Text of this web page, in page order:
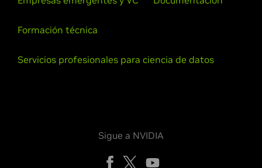
Formación técnica
Servicios profesionales para ciencia de datos
Sigue a NVIDIA